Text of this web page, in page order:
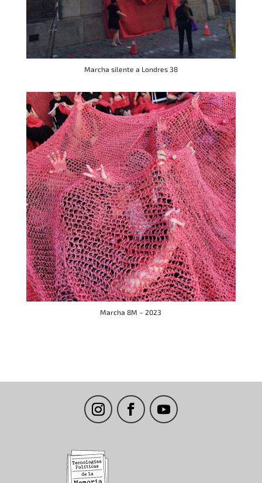
Marcha silente a Londres 38
Marcha 8M – 2023